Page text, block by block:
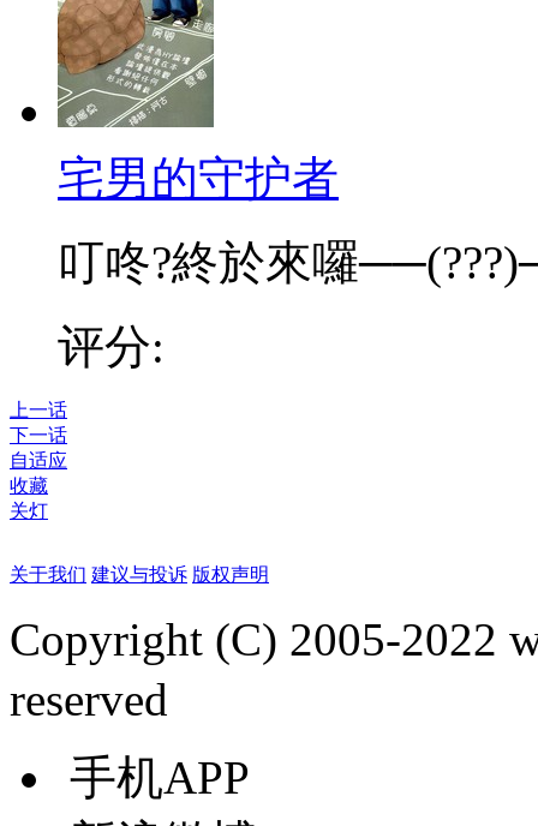
宅男的守护者
叮咚?終於來囉
评分:
上一话
下一话
自适应
收藏
关灯
关于我们 建议与投诉 版权声明
Copyright (C) 2005-2022
reserved
手机APP